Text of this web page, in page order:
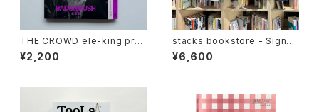
THE CROWD ele-king pres
ents HIP HOP JAPAN (ele-
king books)
¥2,200
stacks bookstore - Signbo
ard '26 Tee
¥6,600